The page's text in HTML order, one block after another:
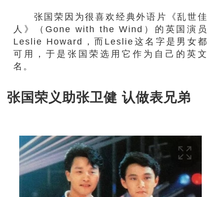
张国荣因为很喜欢经典外语片《乱世佳
人》（Gone with the Wind）的英国演员
Leslie Howard，而Leslie这名字是男女都
可用，于是张国荣选用它作为自己的英文
名。
张国荣义助张卫健 认做表兄弟